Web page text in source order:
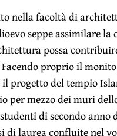
nella facoltà di
seppe assimilare
possa
Facendo proprio il
il progetto del tempio
per mezzo dei muri
studenti di secondo
di laurea confluite nel